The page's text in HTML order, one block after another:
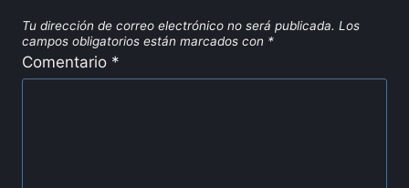
Tu dirección de correo electrónico no será publicada. Los
campos obligatorios están marcados con *
Comentario *